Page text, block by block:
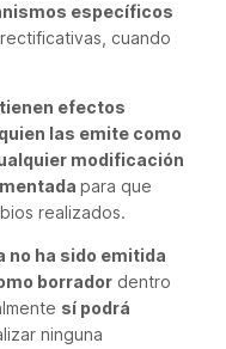
específicos
rectificativas, cuando
efectos
las emite como
modificación
para que
realizados.
no ha sido emitida
borrador dentro
sí podrá
ninguna